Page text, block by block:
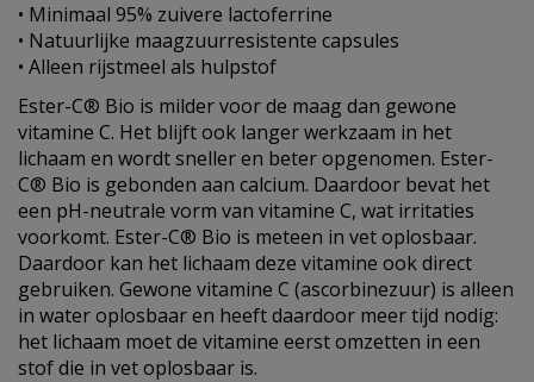
• Minimaal 95% zuivere lactoferrine
• Natuurlijke maagzuurresistente capsules
• Alleen rijstmeel als hulpstof
Ester-C® Bio is milder voor de maag dan gewone
vitamine C. Het blijft ook langer werkzaam in het
lichaam en wordt sneller en beter opgenomen. Ester-
C® Bio is gebonden aan calcium. Daardoor bevat het
een pH-neutrale vorm van vitamine C, wat irritaties
voorkomt. Ester-C® Bio is meteen in vet oplosbaar.
Daardoor kan het lichaam deze vitamine ook direct
gebruiken. Gewone vitamine C (ascorbinezuur) is alleen
in water oplosbaar en heeft daardoor meer tijd nodig:
het lichaam moet de vitamine eerst omzetten in een
stof die in vet oplosbaar is.